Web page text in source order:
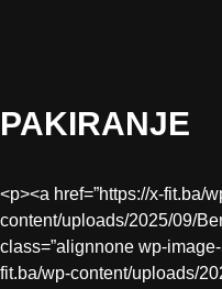
PAKIRANJE
<p><a href=”https://x-fit.ba/
content/uploads/2025/09/
class=”alignnone wp-
fit.ba/wp-content/uploads/